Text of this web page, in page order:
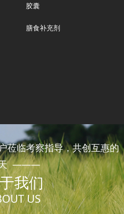
胶囊
膳食补充剂
临考察指导，共创互惠的
———
我们
US